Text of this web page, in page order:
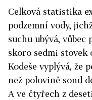
Celková statistika
podzemní vody,
suchu ubývá, vůbec
skoro sedmi stovek
Kodeše vyplývá, že
než polovině sond
A ve čtyřech z